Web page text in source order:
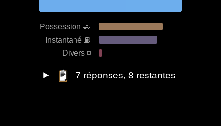
Possession 🚗
Instantané ⛽️
Divers ◽️
7 réponses, 8 restantes